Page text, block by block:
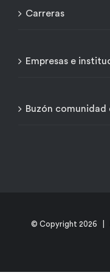
Carreras
Empresas e
Buzón comunidad
© Copyright 2026 |